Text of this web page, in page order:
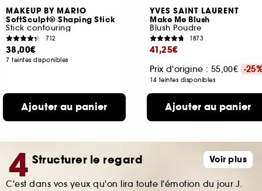
MAKEUP BY MARIO
SoftSculpt® Shaping Stick
Stick contouring
712
38,00€
7 teintes disponibles
Ajouter au panier
YVES SAINT LAURENT
Make Me Blush
Blush Poudre
1873
41,25€
Prix d'origine : 55,00€ -
14 teintes disponibles
Ajouter au panier
Structurer le regard Voir plus
C'est dans vos yeux qu'on lira toute l'émotion du jour J.